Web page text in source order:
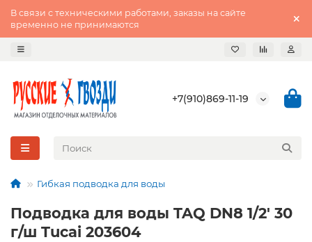
В связи с техническими работами, заказы на сайте
временно не принимаются
+7(910)869-11-19
Гибкая подводка для воды
Подводка для воды TAQ DN8 1/2' 30
г/ш Tucai 203604